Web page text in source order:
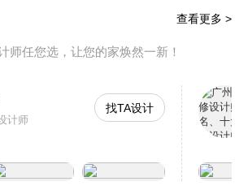
师任您选，让您的家焕然一新！
查看更多 >
计师
找TA设计